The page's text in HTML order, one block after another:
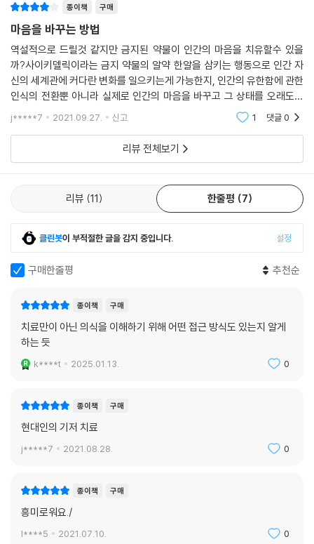
했던 일이 일어났다. FDA 직원들이 그들의 데이터에 감탄하며 맹검, 치료
와 약물의 접목, 그리고 문제의 약이 아직 불법이라는 사실 등 사이키델릭
심 분야를 더욱 확장하고 야심 차게 추진해 보라고 말하며 연구자들을 놀
라게 만들었다. 실로시빈이 대중에게서 더욱 크고 심각한 문제인 우울증을
치료하는 데에도 사용될 수 있을지 시험해 보라는 거였다. 규제 담당자들
이 보기에 그들의 데이터는 실로시빈이 우울증도 완화할 수 있다는 강력한
“신호”를 담고 있었다. 엄청난 수요와 현재 적용 가능한 치료법의 한계를
고려할 때 이런 방향을 시험해 보지 않는 건 안타까운 일일 것이다.
--- p.403
2016년 〈랜싯 정신의학〉에 실린 초기 결과를 보면, 연구자들은 “치료저항
성 우울증”(이미 최소한 두 번 이상 치료를 했지만 차도가 없었다는 뜻이
은 없었기 때문에 모두가 자신이 실로시빈을 투여받았다는 것을 알았다.
일주일 후 모든 자원자들은 증상이 호전되는 모습을 보였고, 3분의 2는 우
울증에서 벗어났다. 이 중 몇 명은 수년 만에 처음으로 우울증에서 벗어난
태를 보였다.
--- p.404
하지만 조금만 생각해봐도 사이키델릭 체험의 내용을 “약물” 탓으로 돌리
다. 그것은 우리 정신에서 나온 거고, 적어도 우리 정신에 관해 우리에게 뭔
가를 말해준다. 꿈과 환상과 자유연상이 해석할 가치가 있다면, 사이키델
릭 여행이 우리에게 보여주는 훨씬 더 생생하고 자세한 내용은 당연히 해
--- p.435
어 지하 세계로 밀려났다. 반문화의 영향을 받은 미국 젊은이들이 베트남
전쟁 참전을 거부하자, 리처드 닉슨 대통령은 티모시 리어리를 "미국에서
가장 위험한 인물"로 선언하며 반문화를 무너뜨리려 했고, 미국 연방 정부
는 사이키델릭을 1급 규제 약물(남용 가능성이 높고, 의학적 사용이 승인
되지 않은 약물)로 규정했다. 그 후 수십 년 동안 사이키델릭에 관한 연구
와 임상은 사실상 중단되었다.
사이키델릭, 다시 부활하다.
1990년대 소수의 과학자들과 심리치료사들은 과학계과 문화계에서 소중
한 것을 잃었다고 믿고서 이를 되찾기 위해 노력하기 시작했다. 대마초와
케타민 등의 규제 약물들이 치료제로 사용되면서 사이키델릭에 관한 관심
이 고조되었고, 존스 홉킨스를 비롯한 여러 기관에서 임상시험이 본격적으
로 진행되기 시작하면서 수십 년 동안 억압과 무시를 견뎌 온 사이키델릭
은 오늘날 르네상스를 맞이했다. 이 물질을 직접 경험해 보고 거기서 영감
료할 수 있는 가능성을 시험해 보고 있다.
MN)라는 구조가 있는데, 이곳은 뇌 활동이라는 심포니의 지휘자 역할을
역에 억제력을 발휘하고, 자아 정체성을 유지하게 한다. DMN의 지배력은
인간이 성장하면서 점차 커지는데, 그 극단이 우울, 중독, 강박 등으로 나
타난다. 하지만 사이키델릭은 DMN의 활동을 억제하기 때문에 뇌의 다른
이 표출되기도 하며, 자아가 해체되는 느낌을 받고, 외부 자극에 대한 감수
우울증은 사이키델릭에 관한 임상시험이 가장 활발하게 진행되고 있는 분
야다. 우울증 환자는 미국에서만 4000만 명에 달하고 이 중 20%인 800
성 우울증 환자들에서 증상을 완화하는 효과를 보였다. 중독 역시 기대되
의 지평이 넓어지고 기존 가치 체계가 무너지면서 술과 담배에 흥미를 잃
게 되어 중독에서 벗어날 수 있었다. 말기 암 환자가 느끼는 죽음에 대한 공
종이책 구매
마음을 바꾸는 방법
역설적으로 드릴것 같지만 금지된 약물이 인간의 마음을 치유할수 있을
까?사이키델릭이라는 금지 약물의 알약 한알을 삼키는 행동으로 인간 자
신의 세계관에 커다란 변화를 일으키는게 가능한지, 인간의 유한함에 관한
인식의 전환뿐 아니라 실제로 인간의 마음을 바꾸고 그 상태를 오래도록
유지하게 하는 것이 가능할까?라는 물음에 실제 약물들을 체험하고 의식
의 다양한 변성 상태들
j*****7 2021.09.27. 신고 1 댓글0
리뷰 전체보기
리뷰 11 한줄평 7
클린봇이 부적절한 글을 감지 중입니다. 설정
구매한줄평 추천순
종이책 구매
치료만이 아닌 의식을 이해하기 위해 어떤 접근 방식도 있는지 알게
하는 듯
k****t 2025.01.13. 0
종이책 구매
현대인의 기저 치료
j*****7 2021.08.28. 0
종이책 구매
흥미로워요./
l****5 2021.07.10. 0